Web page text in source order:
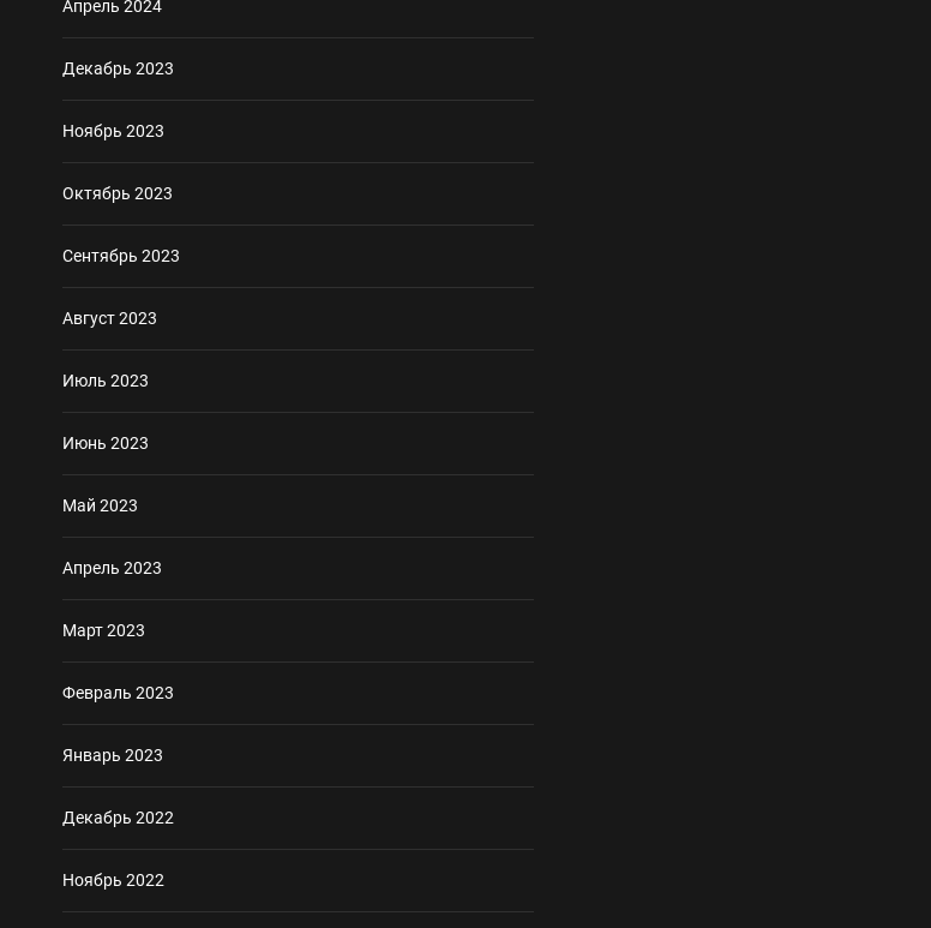
Апрель 2024
Декабрь 2023
Ноябрь 2023
Октябрь 2023
Сентябрь 2023
Август 2023
Июль 2023
Июнь 2023
Май 2023
Апрель 2023
Март 2023
Февраль 2023
Январь 2023
Декабрь 2022
Ноябрь 2022